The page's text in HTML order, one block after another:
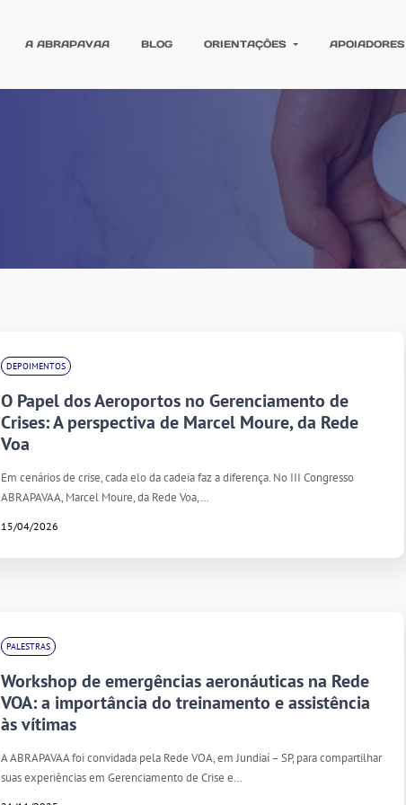
A ABRAPAVAA BLOG ORIENTAÇÕES APOIADORES
DEPOIMENTOS
O Papel dos Aeroportos no Gerenciamento de
Crises: A perspectiva de Marcel Moure, da Rede
Voa
Em cenários de crise, cada elo da cadeia faz a diferença. No III Congresso
ABRAPAVAA, Marcel Moure, da Rede Voa,…
15/04/2026
PALESTRAS
Workshop de emergências aeronáuticas na Rede
VOA: a importância do treinamento e assistência
às vítimas
A ABRAPAVAA foi convidada pela Rede VOA, em Jundiaí – SP, para compartilhar
suas experiências em Gerenciamento de Crise e…